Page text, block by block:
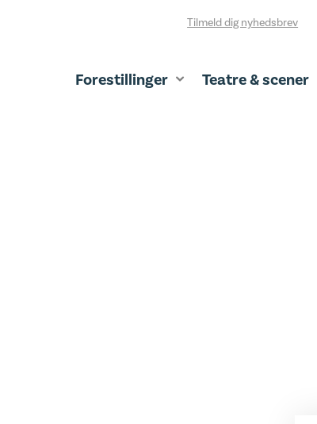
Tilmeld dig nyhedsbrev
Forestillinger Teatre & scener